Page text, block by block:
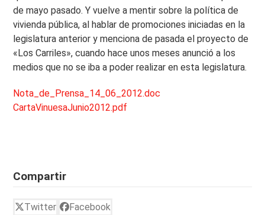
de mayo pasado. Y vuelve a mentir sobre la política de
vivienda pública, al hablar de promociones iniciadas en la
legislatura anterior y menciona de pasada el proyecto de
«Los Carriles», cuando hace unos meses anunció a los
medios que no se iba a poder realizar en esta legislatura.
Nota_de_Prensa_14_06_2012.doc
CartaVinuesaJunio2012.pdf
Compartir
Twitter Facebook